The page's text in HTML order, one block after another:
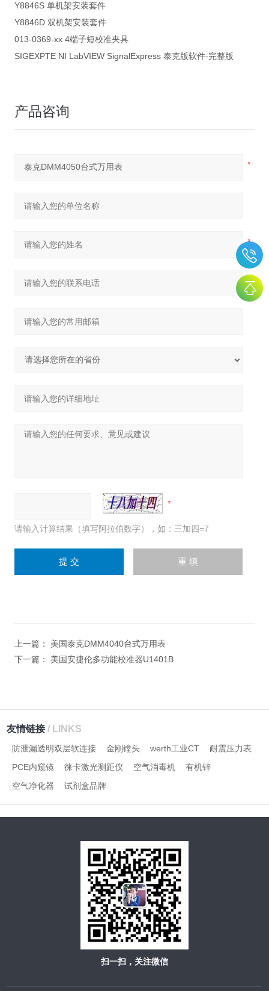
Y8846S 单机架安装套件
Y8846D 双机架安装套件
013-0369-xx 4端子短校准夹具
SIGEXPTE NI LabVIEW SignalExpress 泰克版软件-完整版
产品咨询
请输入计算结果（填写阿拉伯数字），如：三加四=7
上一篇： 美国泰克DMM4040台式万用表
下一篇： 美国安捷伦多功能校准器U1401B
友情链接/ LINKS
防泄漏透明双层软连接 金刚镗头 werth工业CT
耐震压力表
PCE内窥镜
徕卡激光测距仪 空气消毒机
有机锌
空气净化器
试剂盒品牌
扫一扫，关注微信